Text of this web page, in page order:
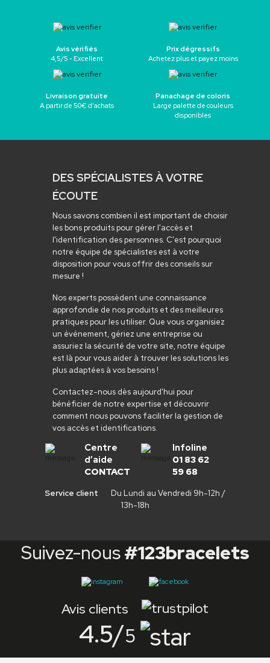
Avis vérifiés
4,5/5 - Excellent
Prix dégressifs
Achetez plus et payez moins
Livraison gratuite
A partir de 50€ d’achats
Panachage de coloris
Large palette de couleurs
disponibles
DES SPÉCIALISTES À VOTRE
ÉCOUTE
Nous savons combien il est important de choisir
les bons produits pour gérer l'accès et
l'identification des personnes. C'est pourquoi
notre équipe de spécialistes est à votre
disposition pour vous offrir des conseils sur
mesure !
Nos experts possèdent une connaissance
approfondie de nos produits et des meilleures
pratiques pour les utiliser. Que vous organisiez
un événement, gériez une entreprise ou
assuriez la sécurité de votre site, notre équipe
est là pour vous aider à trouver les solutions les
plus adaptées à vos besoins !
Contactez-nous dès aujourd'hui pour
bénéficier de notre expertise et découvrir
comment nous pouvons faciliter la gestion de
vos accès et identifications.
Centre
d’aide
CONTACT
Infoline
01 83 62
59 68
Service client
Du Lundi au Vendredi 9h-12h /
13h-18h
Suivez-nous#123bracelets
Avis clients
4.5/5